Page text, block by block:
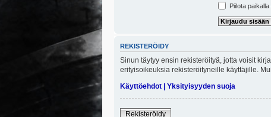
Piilota
REKISTERÖIDY
Sinun täytyy ensin rekisteröityä, jotta voisit
erityisoikeuksia rekisteröityneille käyttäjille.
Käyttöehdot | Yksityisyyden suoja
Rekisteröidy